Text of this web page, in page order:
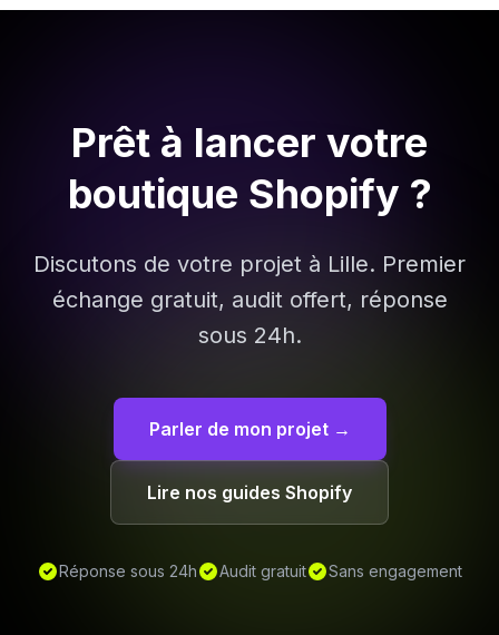
Prêt à lancer votre
boutique Shopify ?
Discutons de votre projet à Lille. Premier
échange gratuit, audit offert, réponse
sous 24h.
Parler de mon projet →
Lire nos guides Shopify
Réponse sous 24h Audit gratuit Sans engagement